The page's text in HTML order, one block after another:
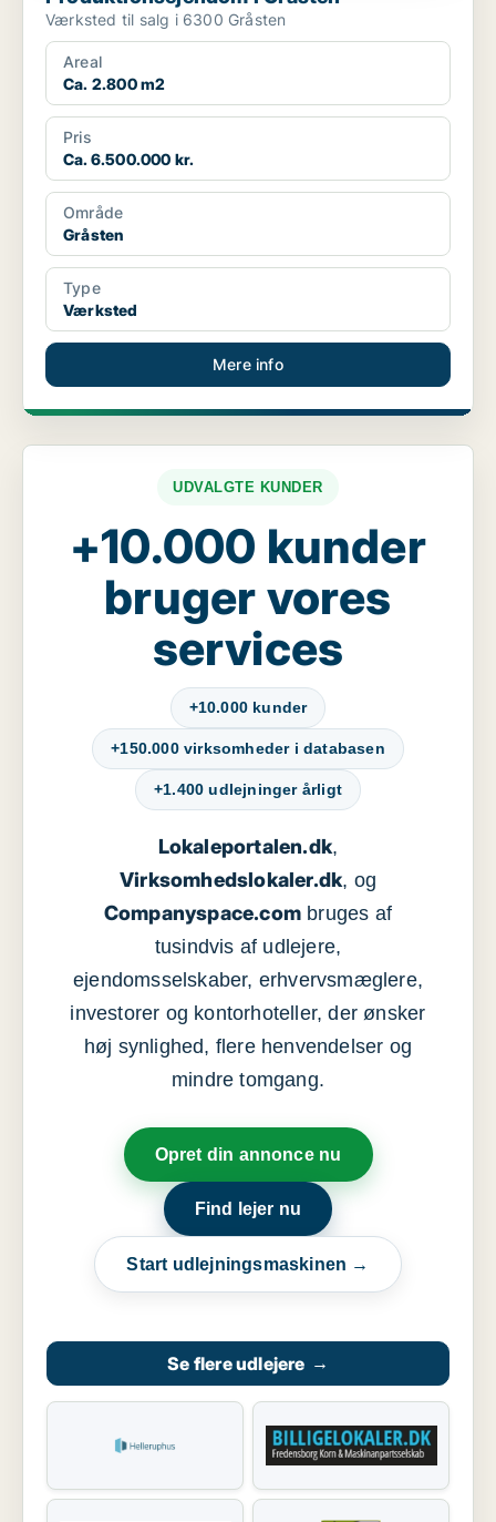
Værksted til salg i 6300 Gråsten
Areal
Ca. 2.800 m2
Pris
Ca. 6.500.000 kr.
Område
Gråsten
Type
Værksted
Mere info
UDVALGTE KUNDER
+10.000 kunder
bruger vores
services
+10.000 kunder
+150.000 virksomheder i databasen
+1.400 udlejninger årligt
Lokaleportalen.dk,
Virksomhedslokaler.dk, og
Companyspace.com bruges af
tusindvis af udlejere,
ejendomsselskaber, erhvervsmæglere,
investorer og kontorhoteller, der ønsker
høj synlighed, flere henvendelser og
mindre tomgang.
Opret din annonce nu
Find lejer nu
Start udlejningsmaskinen →
Se flere udlejere →